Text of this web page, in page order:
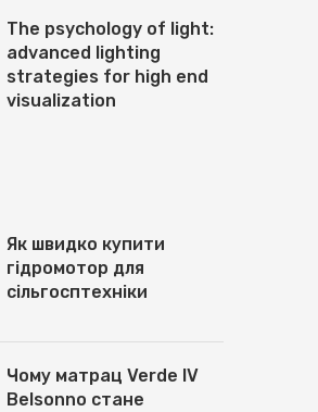
The psychology of light:
advanced lighting
strategies for high end
visualization
Як швидко купити
гідромотор для
сільгосптехніки
Чому матрац Verde IV
Belsonno стане